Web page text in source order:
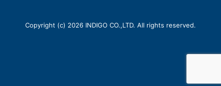
Copyright (c) 2026 INDIGO CO.,LTD. All rights reserved.